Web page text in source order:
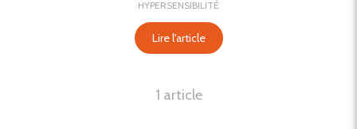
HYPERSENSIBILITÉ
Lire l'article
1 article